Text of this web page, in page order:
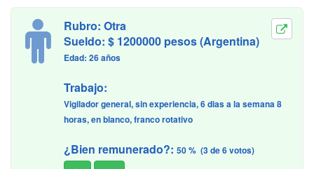
Rubro: Otra
Sueldo: $ 1200000 pesos (Argentina)
Edad: 26 años
Trabajo:
Vigilador general, sin experiencia, 6 dias a la semana 8
horas, en blanco, franco rotativo
¿Bien remunerado?: 50 % (3 de 6 votos)